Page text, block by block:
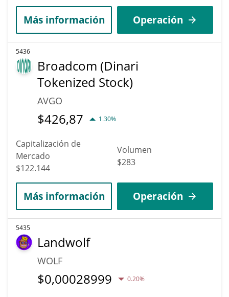
Más información Operación
5436
Broadcom (Dinari
Tokenized Stock)
AVGO
$426,87 1.30%
Capitalización de
Mercado
$122.144
Volumen
$283
Más información Operación
5435
Landwolf
WOLF
$0,00028999 0.20%